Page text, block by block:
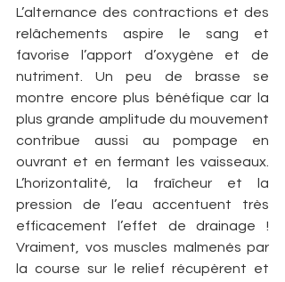
L’alternance des contractions et des
relâchements aspire le sang et
favorise l’apport d’oxygène et de
nutriment. Un peu de brasse se
montre encore plus bénéfique car la
plus grande amplitude du mouvement
contribue aussi au pompage en
ouvrant et en fermant les vaisseaux.
L’horizontalité, la fraîcheur et la
pression de l’eau accentuent très
efficacement l’effet de drainage !
Vraiment, vos muscles malmenés par
la course sur le relief récupèrent et